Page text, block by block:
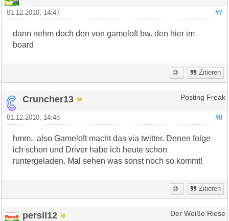
#7
01.12.2010, 14:47
dann nehm doch den von gameloft bw. den hier im
board
Zitieren
Cruncher13 Posting Freak
#8
01.12.2010, 14:48
hmm.. also Gameloft macht das via twitter. Denen folge
ich schon und Driver habe ich heute schon
runtergeladen. Mal sehen was sonst noch so kommt!
Zitieren
persil12 Der Weiße Riese